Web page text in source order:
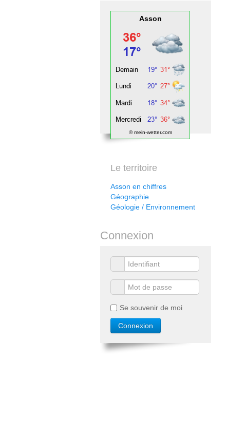
Asson
© mein-wetter.com
Le territoire
Asson en chiffres
Géographie
Géologie / Environnement
Connexion
Se souvenir de moi